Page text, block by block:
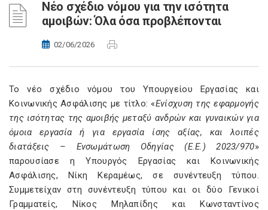
Νέο σχέδιο νόμου για την ισότητα
αμοιβών: Όλα όσα προβλέπονται
02/06/2026
Το νέο σχέδιο νόμου του Υπουργείου Εργασίας και
Κοινωνικής Ασφάλισης με τίτλο: «Ενίσχυση της εφαρμογής
της ισότητας της αμοιβής μεταξύ ανδρών και γυναικών για
όμοια εργασία ή για εργασία ίσης αξίας, και λοιπές
διατάξεις – Ενσωμάτωση Οδηγίας (Ε.Ε.) 2023/970»
παρουσίασε η Υπουργός Εργασίας και Κοινωνικής
Ασφάλισης, Νίκη Κεραμέως, σε συνέντευξη τύπου.
Συμμετείχαν στη συνέντευξη τύπου και οι δύο Γενικοί
Γραμματείς, Νίκος Μηλαπίδης και Κωνσταντίνος